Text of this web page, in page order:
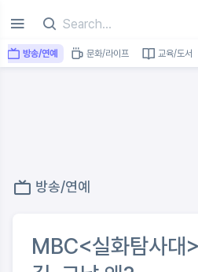
방송/연예 문화/라이프 교육/도서
방송/연예
MBC<실화탐사